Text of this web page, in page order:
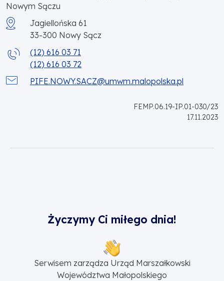
Nowym Sączu
Jagiellońska 61
33-300 Nowy Sącz
(12) 616 03 71
(12) 616 03 72
PIFE.NOWY.SACZ@umwm.malopolska.pl
FEMP.06.19-IP.01-030/23
17.11.2023
Życzymy Ci miłego dnia!
Serwisem zarządza Urząd Marszałkowski
Województwa Małopolskiego